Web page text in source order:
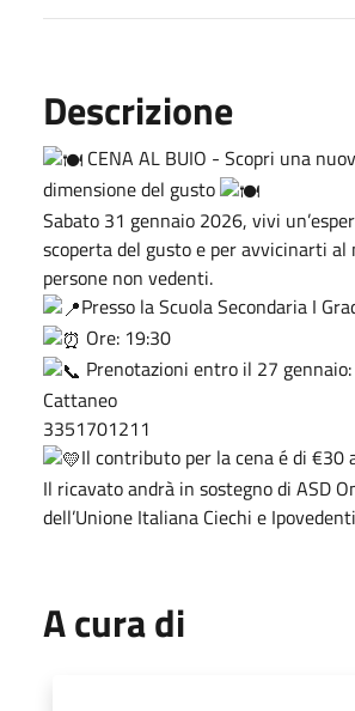
Descrizione
CENA AL BUIO - Scopri una
dimensione del gusto
Sabato 31 gennaio 2026, vivi
scoperta del gusto e per avvicinarti al
persone non vedenti.
Presso la Scuola Secondaria I
Ore: 19:30
Prenotazioni entro il 27
Cattaneo
3351701211
Il contributo per la cena é di €30
Il ricavato andrà in sostegno di ASD
dell’Unione Italiana Ciechi e
A cura di